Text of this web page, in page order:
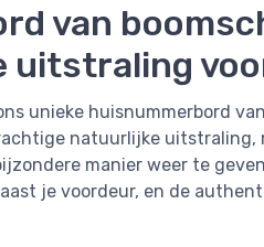
van
uitstraling
unieke huisnummerbord
natuurlijke uitstraling,
manier weer te
je voordeur, en de